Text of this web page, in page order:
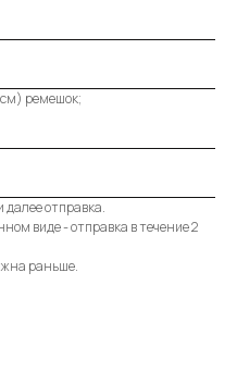
ремешок;
далее отправка.
виде - отправка в течение 2
раньше.